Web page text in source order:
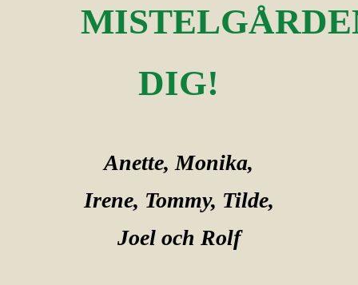
DIG!
Anette, Monika,
Irene, Tommy, Tilde,
Joel och Rolf